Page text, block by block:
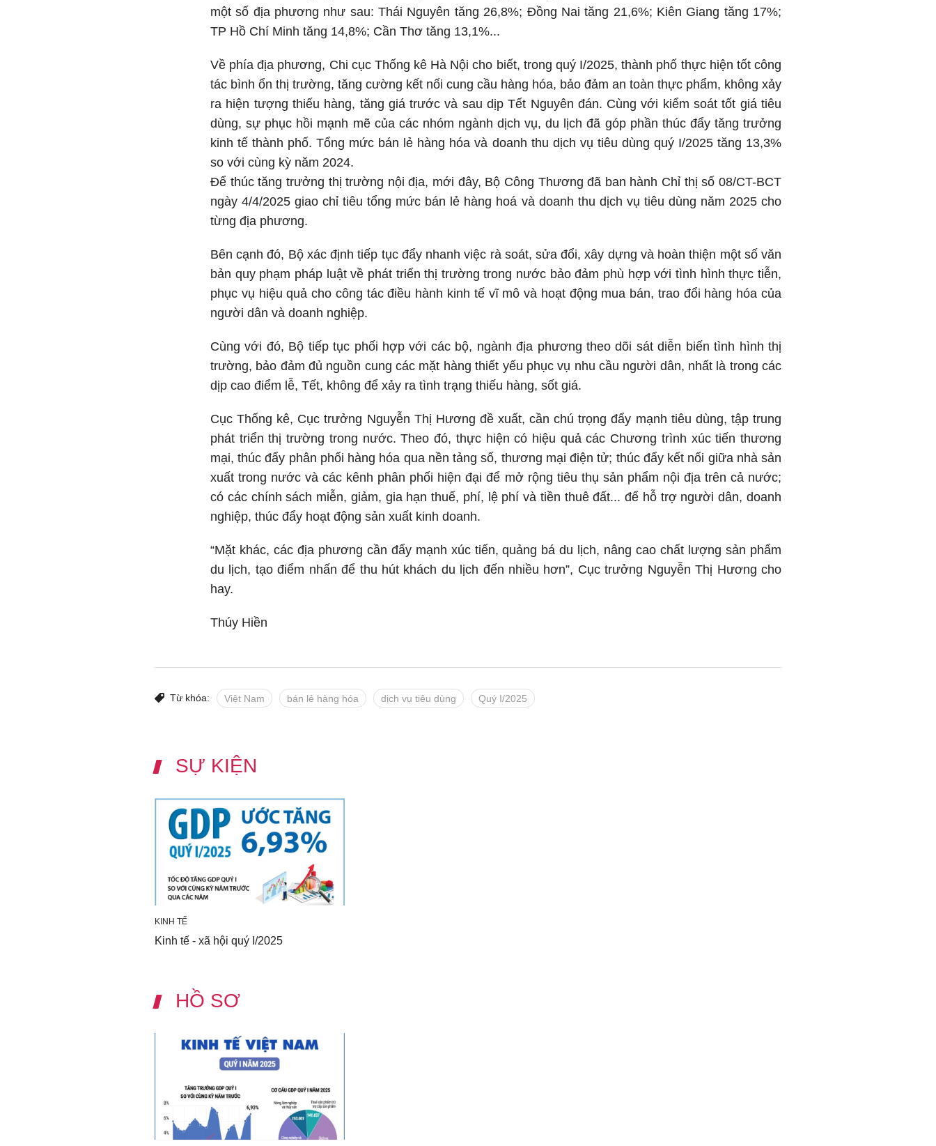
một số địa phương như sau: Thái Nguyên tăng 26,8%; Đồng Nai tăng 21,6%; Kiên Giang tăng 17%;
TP Hồ Chí Minh tăng 14,8%; Cần Thơ tăng 13,1%...
Về phía địa phương, Chi cục Thống kê Hà Nội cho biết, trong quý I/2025, thành phố thực hiện tốt công
tác bình ổn thị trường, tăng cường kết nối cung cầu hàng hóa, bảo đảm an toàn thực phẩm, không xảy
ra hiện tượng thiếu hàng, tăng giá trước và sau dịp Tết Nguyên đán. Cùng với kiểm soát tốt giá tiêu
dùng, sự phục hồi mạnh mẽ của các nhóm ngành dịch vụ, du lịch đã góp phần thúc đẩy tăng trưởng
kinh tế thành phố. Tổng mức bán lẻ hàng hóa và doanh thu dịch vụ tiêu dùng quý I/2025 tăng 13,3%
so với cùng kỳ năm 2024.
Để thúc tăng trưởng thị trường nội địa, mới đây, Bộ Công Thương đã ban hành Chỉ thị số 08/CT-BCT
ngày 4/4/2025 giao chỉ tiêu tổng mức bán lẻ hàng hoá và doanh thu dịch vụ tiêu dùng năm 2025 cho
từng địa phương.
Bên cạnh đó, Bộ xác định tiếp tục đẩy nhanh việc rà soát, sửa đổi, xây dựng và hoàn thiện một số văn
bản quy phạm pháp luật về phát triển thị trường trong nước bảo đảm phù hợp với tình hình thực tiễn,
phục vụ hiệu quả cho công tác điều hành kinh tế vĩ mô và hoạt động mua bán, trao đổi hàng hóa của
người dân và doanh nghiệp.
Cùng với đó, Bộ tiếp tục phối hợp với các bộ, ngành địa phương theo dõi sát diễn biến tình hình thị
trường, bảo đảm đủ nguồn cung các mặt hàng thiết yếu phục vụ nhu cầu người dân, nhất là trong các
dịp cao điểm lễ, Tết, không để xảy ra tình trạng thiếu hàng, sốt giá.
Cục Thống kê, Cục trưởng Nguyễn Thị Hương đề xuất, cần chú trọng đẩy mạnh tiêu dùng, tập trung
phát triển thị trường trong nước. Theo đó, thực hiện có hiệu quả các Chương trình xúc tiến thương
mại, thúc đẩy phân phối hàng hóa qua nền tảng số, thương mại điện tử; thúc đẩy kết nối giữa nhà sản
xuất trong nước và các kênh phân phối hiện đại để mở rộng tiêu thụ sản phẩm nội địa trên cả nước;
có các chính sách miễn, giảm, gia hạn thuế, phí, lệ phí và tiền thuê đất... để hỗ trợ người dân, doanh
nghiệp, thúc đẩy hoạt động sản xuất kinh doanh.
“Mặt khác, các địa phương cần đẩy mạnh xúc tiến, quảng bá du lịch, nâng cao chất lượng sản phẩm
du lịch, tạo điểm nhấn để thu hút khách du lịch đến nhiều hơn”, Cục trưởng Nguyễn Thị Hương cho
hay.
Thúy Hiền
Từ khóa: Việt Nam bán lẻ hàng hóa dịch vụ tiêu dùng Quý I/2025
SỰ KIỆN
KINH TẾ
Kinh tế - xã hội quý I/2025
HỒ SƠ